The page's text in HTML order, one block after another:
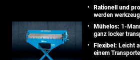
Rationell und
werden
Mühelos: 1-
ganz locker
Flexibel: Leicht
einem